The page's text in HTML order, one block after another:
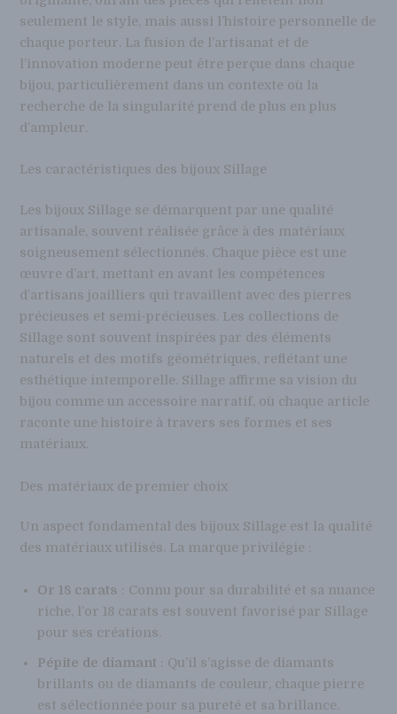
seulement le style, mais aussi l’histoire personnelle de
chaque porteur. La fusion de l’artisanat et de
l’innovation moderne peut être perçue dans chaque
bijou, particulièrement dans un contexte où la
recherche de la singularité prend de plus en plus
d’ampleur.
Les caractéristiques des bijoux Sillage
Les bijoux Sillage se démarquent par une qualité
artisanale, souvent réalisée grâce à des matériaux
soigneusement sélectionnés. Chaque pièce est une
œuvre d’art, mettant en avant les compétences
d’artisans joailliers qui travaillent avec des pierres
précieuses et semi-précieuses. Les collections de
Sillage sont souvent inspirées par des éléments
naturels et des motifs géométriques, reflétant une
esthétique intemporelle. Sillage affirme sa vision du
bijou comme un accessoire narratif, où chaque article
raconte une histoire à travers ses formes et ses
matériaux.
Des matériaux de premier choix
Un aspect fondamental des bijoux Sillage est la qualité
des matériaux utilisés. La marque privilégie :
Or 18 carats : Connu pour sa durabilité et sa nuance
riche, l’or 18 carats est souvent favorisé par Sillage
pour ses créations.
Pépite de diamant : Qu’il s’agisse de diamants
brillants ou de diamants de couleur, chaque pierre
est sélectionnée pour sa pureté et sa brillance.